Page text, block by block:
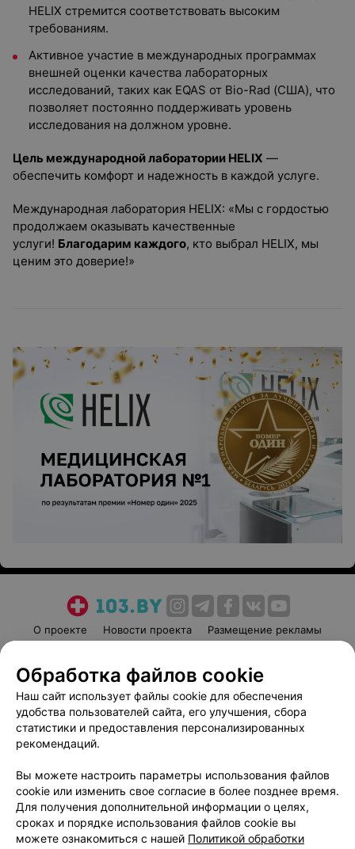
HELIX стремится соответствовать высоким
требованиям.
Активное участие в международных программах
внешней оценки качества лабораторных
исследований, таких как EQAS от Bio-Rad (США), что
позволяет постоянно поддерживать уровень
исследования на должном уровне.
Цель международной лаборатории HELIX —
обеспечить комфорт и надежность в каждой услуге.
Международная лаборатория HELIX: «Мы с гордостью
продолжаем оказывать качественные
услуги! Благодарим каждого, кто выбрал HELIX, мы
ценим это доверие!»
О проекте Новости проекта
Размещение рекламы
Пользовательское соглашение
Способы оплаты
Вакансии
Партнеры
Написать руководителю 103.by
Обработка персональных данных
Обработка файлов cookie
Наш сайт использует файлы cookie для обеспечения
удобства пользователей сайта, его улучшения, сбора
статистики и предоставления персонализированных
рекомендаций.
Вы можете настроить параметры использования файлов
cookie или изменить свое согласие в более позднее время.
Для получения дополнительной информации о целях,
сроках и порядке использования файлов cookie вы
можете ознакомиться с нашей Политикой обработки